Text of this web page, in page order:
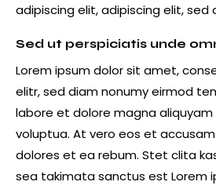
adipiscing elit, adipiscing elit, sed
Sed ut perspiciatis unde
Lorem ipsum dolor sit amet,
elitr, sed diam nonumy eirmod
labore et dolore magna
voluptua. At vero eos et
dolores et ea rebum. Stet clita
sea takimata sanctus est Lorem